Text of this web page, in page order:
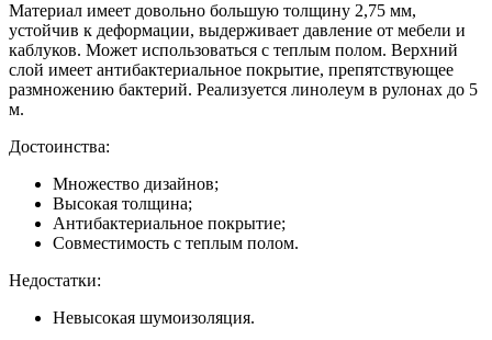
Материал имеет довольно большую толщину 2,75 мм,
устойчив к деформации, выдерживает давление от мебели и
каблуков. Может использоваться с теплым полом. Верхний
слой имеет антибактериальное покрытие, препятствующее
размножению бактерий. Реализуется линолеум в рулонах до 5
м.
Достоинства:
Множество дизайнов;
Высокая толщина;
Антибактериальное покрытие;
Совместимость с теплым полом.
Недостатки:
Невысокая шумоизоляция.